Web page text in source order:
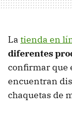
La tienda en
diferentes
confirmar que
encuentran
chaquetas de